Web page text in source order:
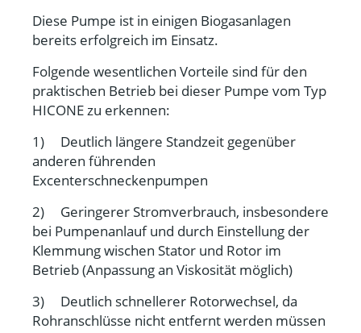
Diese Pumpe ist in einigen Biogasanlagen
bereits erfolgreich im Einsatz.
Folgende wesentlichen Vorteile sind für den
praktischen Betrieb bei dieser Pumpe vom Typ
HICONE zu erkennen:
1) Deutlich längere Standzeit gegenüber
anderen führenden
Excenterschneckenpumpen
2) Geringerer Stromverbrauch, insbesondere
bei Pumpenanlauf und durch Einstellung der
Klemmung wischen Stator und Rotor im
Betrieb (Anpassung an Viskosität möglich)
3) Deutlich schnellerer Rotorwechsel, da
Rohranschlüsse nicht entfernt werden müssen